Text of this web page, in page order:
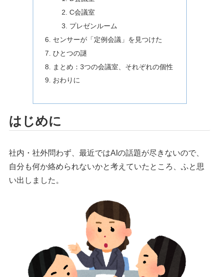
C会議室
プレゼンルーム
センサーが「定例会議」を見つけた
ひとつの謎
まとめ：3つの会議室、それぞれの個性
おわりに
はじめに
社内・社外問わず、最近ではAIの話題が尽きないので、
自分も何か絡められないかと考えていたところ、ふと思
い出しました。